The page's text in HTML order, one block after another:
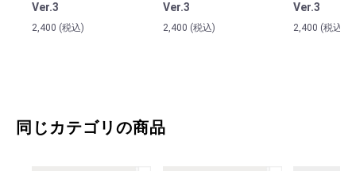
Ver.3
2,400 (税込)
Ver.3
2,400 (税込)
Ver.3
2,400 (税込)
同じカテゴリの商品